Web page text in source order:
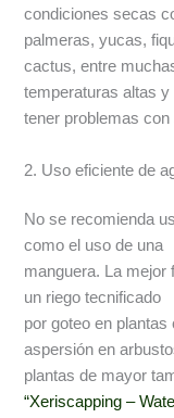
condiciones secas
palmeras, yucas,
cactus, entre
temperaturas altas y
tener problemas
2. Uso eficiente de
No se recomienda
como el uso de una
manguera. La mejor
un riego tecnificado
por goteo en
aspersión en
plantas de mayor
“Xeriscapping –